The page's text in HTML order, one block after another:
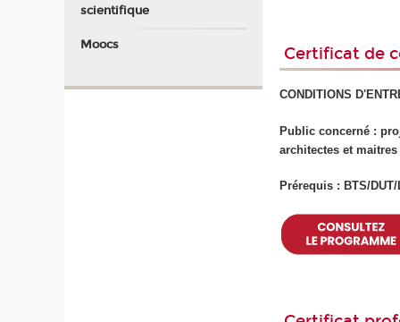
Certificat de
CONDITIONS
Public concerné :
architectes et
Prérequis : BTS/
scientifique
Moocs